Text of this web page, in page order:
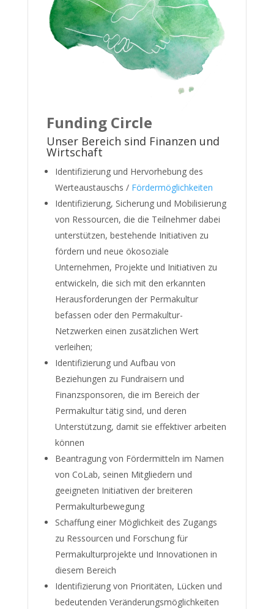
Funding Circle
Unser Bereich sind Finanzen und
Wirtschaft
Identifizierung und Hervorhebung des
Werteaustauschs /Fördermöglichkeiten
Identifizierung, Sicherung und Mobilisierung
von Ressourcen, die die Teilnehmer dabei
unterstützen, bestehende Initiativen zu
fördern und neue ökosoziale
Unternehmen, Projekte und Initiativen zu
entwickeln, die sich mit den erkannten
Herausforderungen der Permakultur
befassen oder den Permakultur-
Netzwerken einen zusätzlichen Wert
verleihen;
Identifizierung und Aufbau von
Beziehungen zu Fundraisern und
Finanzsponsoren, die im Bereich der
Permakultur tätig sind, und deren
Unterstützung, damit sie effektiver arbeiten
können
Beantragung von Fördermitteln im Namen
von CoLab, seinen Mitgliedern und
geeigneten Initiativen der breiteren
Permakulturbewegung
Schaffung einer Möglichkeit des Zugangs
zu Ressourcen und Forschung für
Permakulturprojekte und Innovationen in
diesem Bereich
Identifizierung von Prioritäten, Lücken und
bedeutenden Veränderungsmöglichkeiten